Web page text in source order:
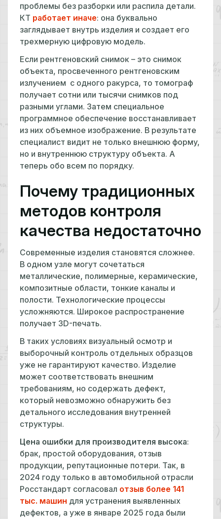
проблемы без разборки или распила детали.
КТ работает иначе: она буквально
заглядывает внутрь изделия и создает его
трехмерную цифровую модель.
Если рентгеновский снимок – это снимок
объекта, просвеченного рентгеновским
излучением с одного ракурса, то томограф
получает сотни или тысячи снимков под
разными углами. Затем специальное
программное обеспечение восстанавливает
из них объемное изображение. В результате
специалист видит не только внешнюю форму,
но и внутреннюю структуру объекта. А
теперь обо всем по порядку.
Почему традиционных
методов контроля
качества недостаточно
Современные изделия становятся сложнее.
В одном узле могут сочетаться
металлические, полимерные, керамические,
композитные области, тонкие каналы и
полости. Технологические процессы
усложняются. Широкое распространение
получает 3D-печать.
В таких условиях визуальный осмотр и
выборочный контроль отдельных образцов
уже не гарантируют качество. Изделие
может соответствовать внешним
требованиям, но содержать дефект,
который невозможно обнаружить без
детального исследования внутренней
структуры.
Цена ошибки для производителя высока:
брак, простой оборудования, отзыв
продукции, репутационные потери. Так, в
2024 году только в автомобильной отрасли
Росстандарт согласовал отзыв более 141
тыс. машин для устранения выявленных
дефектов, а уже в январе 2025 года были